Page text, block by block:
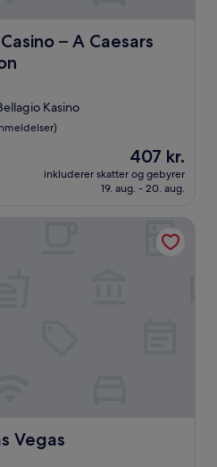
– A Caesars
– A Caesars Rewards
Kasino
Prisen
er
407 kr.
407 kr.
inkluderer skatter og gebyrer
19. aug. - 20. aug.
Vegas